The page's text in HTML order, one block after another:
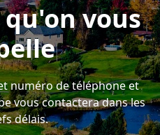
vous
numéro de téléphone et
vous contactera dans les
délais.